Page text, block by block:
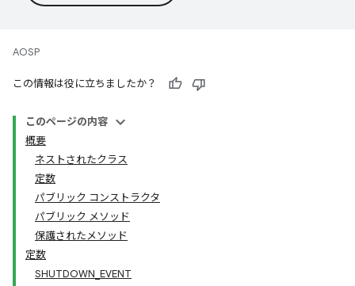
AOSP
この情報は役に立ちましたか？
このページの内容
概要
ネストされたクラス
定数
パブリック コンストラクタ
パブリック メソッド
保護されたメソッド
定数
SHUTDOWN_EVENT